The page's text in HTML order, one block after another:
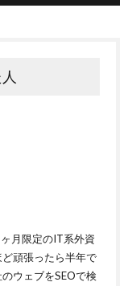
月限定のIT系外資
頑張ったら半年で
ウェブをSEOで検